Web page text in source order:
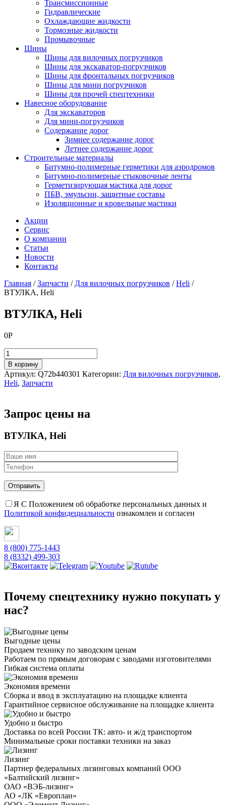
Трансмиссионные
Гидравлические
Охлаждающие жидкости
Тормозные жидкости
Промывочные
Шины
Шины для вилочных погрузчиков
Шины для экскаватор-погрузчиков
Шины для фронтальных погрузчиков
Шины для мини погрузчиков
Шины для прочей спецтехники
Навесное оборудование
Для экскаваторов
Для мини-погрузчиков
Содержание дорог
Зимнее содержание дорог
Летнее содержание дорог
Строительные материалы
Битумно-полимерные герметики для аэродромов
Битумно-полимерные стыковочные ленты
Герметизирующая мастика для дорог
ПБВ, эмульсии, защитные составы
Изоляционные и кровельные мастики
Акции
Сервис
О компании
Статьи
Новости
Контакты
Главная /Запчасти / Для вилочных погрузчиков /Heli /
ВТУЛКА, Heli
ВТУЛКА, Heli
0Р
Количество
товара
ВТУЛКА,
Heli
В корзину
Артикул: Q72b440301 Категории: Для вилочных погрузчиков,
Heli, Запчасти
Запрос цены на
ВТУЛКА, Heli
Я С Положением об обработке персональных данных и
Политикой конфидециальности ознакомлен и согласен
8 (800) 775-1443
8 (8332) 499-303
Почему спецтехнику нужно покупать у
нас?
Выгодные цены
Продаем технику по заводским ценам
Работаем по прямым договорам с заводами изготовителями
Гибкая система оплаты
Экономия времени
Сборка и ввод в эксплуатацию на площадке клиента
Гарантийное сервисное обслуживание на площадке клиента
Удобно и быстро
Доставка по всей России ТК: авто- и ж/д транспортом
Минимальные сроки поставки техники на заказ
Лизинг
Партнер федеральных лизинговых компаний ООО
«Балтийский лизинг»
ОАО «ВЭБ-лизинг»
АО «ЛК «Европлан»